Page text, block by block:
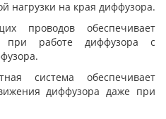
нагрузки на края диффузора.
проводов обеспечивает
при работе диффузора с
система обеспечивает
диффузора даже при